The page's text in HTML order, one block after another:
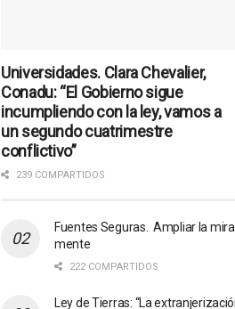
Universidades. Clara Chevalier,
Conadu: “El Gobierno sigue
incumpliendo con la ley, vamos a
un segundo cuatrimestre
conflictivo”
239 COMPARTIDOS
Fuentes Seguras. Ampliar la
mente
222 COMPARTIDOS
Ley de Tierras: “La